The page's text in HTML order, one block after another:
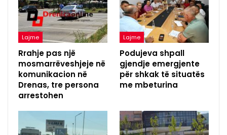
Lajme
Rrahje pas një
mosmarrëveshjeje në
komunikacion në
Drenas, tre persona
arrestohen
Lajme
Podujeva shpall
gjendje emergjente
për shkak të situatës
me mbeturina